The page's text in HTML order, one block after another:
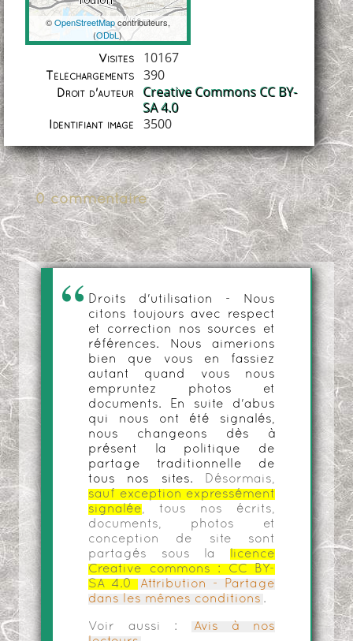
Coordonnées
©OpenStreetMapcontributeurs,
(ODbL)
Visites 10167
Téléchargements 390
Droit d'auteur
Creative Commons CC BY-
SA 4.0
Identifiant image 3500
0 commentaire
Droits d'utilisation - Nous
citons toujours avec respect
et correction nos sources et
références. Nous aimerions
bien que vous en fassiez
autant quand vous nous
empruntez photos et
documents. En suite d'abus
qui nous ont été signalés,
nous changeons dès à
présent la politique de
partage traditionnelle de
tous nos sites.
Désormais,
sauf exception expressément
signalée, tous nos écrits,
documents, photos et
conception de site sont
partagés sous la
licence
Creative commons :
CC BY-
SA 4.0
Attribution - Partage
dans les mêmes conditions .
Voir aussi :
Avis à nos